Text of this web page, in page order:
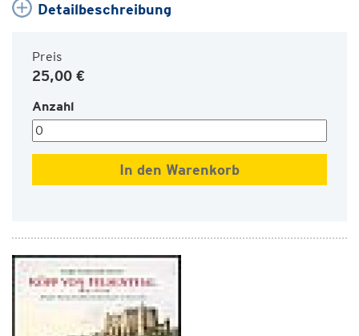
Detailbeschreibung
Preis
25,00 €
Anzahl